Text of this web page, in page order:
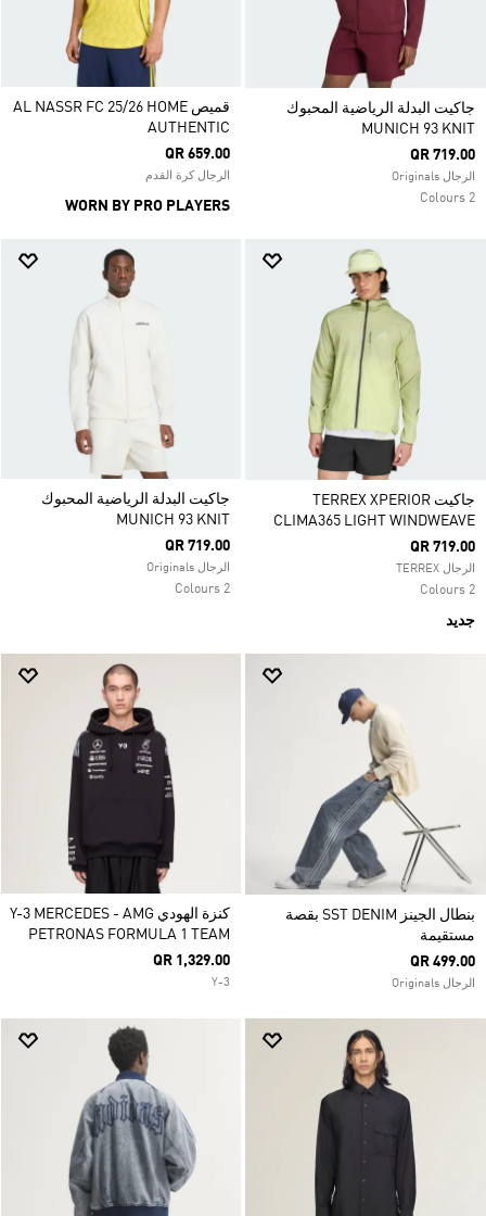
جاكيت البدلة الرياضية المحبوك
MUNICH 93 KNIT
QR 719.00
الرجال Originals
2 Colours
قميص AL NASSR FC 25/26 HOME
AUTHENTIC
QR 659.00
الرجال كرة القدم
WORN BY PRO PLAYERS
جاكيت TERREX XPERIOR
CLIMA365 LIGHT WINDWEAVE
QR 719.00
الرجال TERREX
2 Colours
جديد
جاكيت البدلة الرياضية المحبوك
MUNICH 93 KNIT
QR 719.00
الرجال Originals
2 Colours
بنطال الجينز SST DENIM بقصة
مستقيمة
QR 499.00
الرجال Originals
كنزة الهودي Y-3 MERCEDES - AMG
PETRONAS FORMULA 1 TEAM
QR 1,329.00
Y-3